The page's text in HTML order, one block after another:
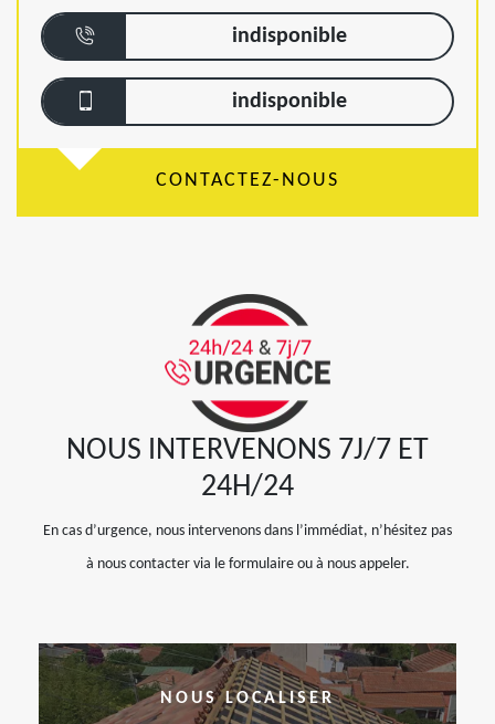
indisponible
indisponible
CONTACTEZ-NOUS
NOUS INTERVENONS 7J/7 ET
24H/24
En cas d’urgence, nous intervenons dans l’immédiat, n’hésitez pas
à nous contacter via le formulaire ou à nous appeler.
NOUS LOCALISER